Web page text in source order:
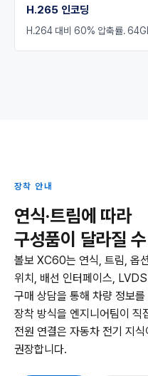
H.265 인코딩
H.264 대비 60% 압축률.
장착 안내
연식·트림에 따라
구성품이 달라질
볼보 XC60는 연식, 트림, 옵
위치, 배선 인터페이스,
구매 상담을 통해 차량 정보
장착 방식을 엔지니어팀이
전원 연결은 자동차 전기 지
권장합니다.